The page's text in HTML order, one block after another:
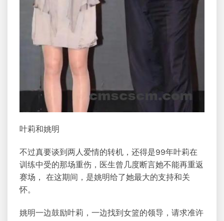
叶莉和姚明
不过真要谈到两人爱情的转机，还得是99年叶莉在
训练中受的那场重伤，医生曾几度断言她不能再重返
赛场， 在这期间，是姚明给了她最大的支持和关
怀。
姚明一边鼓励叶莉，一边找到女篮的领导，请求准许